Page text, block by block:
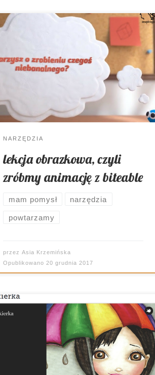
Przedświąteczny czas. Prawie każde
rozpoczynają się od pytania:
zrobimy luźniejszą lekcję? Pewnie, że
zrobimy! I jeszcze się na niej wiele
NARZĘDZIA
lekcja obrazkowa, czyli
zróbmy animację z biteable
mam pomysł narzędzia
powtarzamy
przezAsia Krzemińska
Opublikowano 20 grudnia 2017
czasu poświęcam ostatnio
kodowaniu, a im dłużej mu się
przyglądam, tym częściej dochodzę do
wniosku, że jest ono tak codzienne i
powszechne, że niemal niezauważalne.